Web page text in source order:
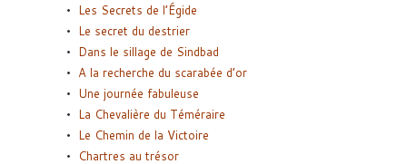
Les Secrets de l’Égide
Le secret du destrier
Dans le sillage de Sindbad
A la recherche du scarabée d’or
Une journée fabuleuse
La Chevalière du Téméraire
Le Chemin de la Victoire
Chartres au trésor